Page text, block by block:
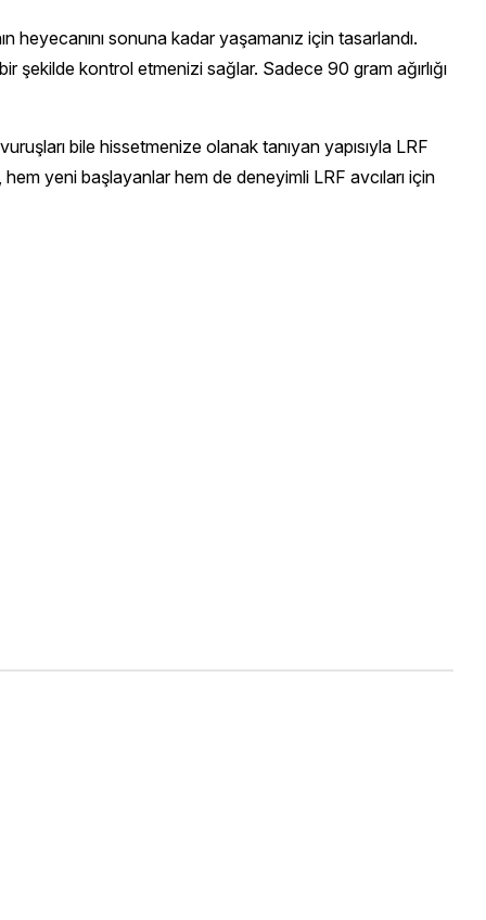
heyecanını sonuna kadar yaşamanız için tasarlandı.
şekilde kontrol etmenizi sağlar. Sadece 90 gram ağırlığı
bile hissetmenize olanak tanıyan yapısıyla LRF
yeni başlayanlar hem de deneyimli LRF avcıları için